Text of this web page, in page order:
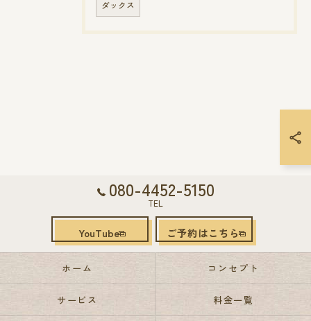
ダックス
080-4452-5150
TEL
YouTube ご予約はこちら
ホーム コンセプト
サービス 料金一覧